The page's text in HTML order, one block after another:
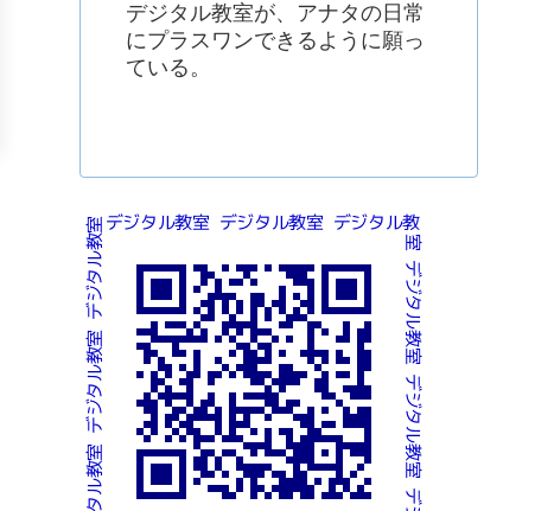
デジタル教室が、アナタの日常
にプラスワンできるように願っ
ている。